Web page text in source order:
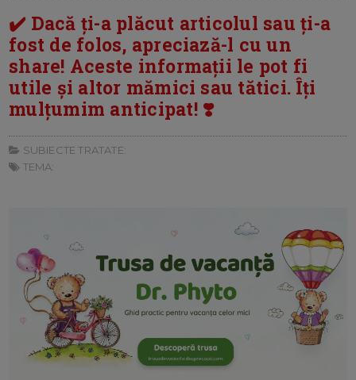
✔️ Dacă ți-a plăcut articolul sau ți-a
fost de folos, apreciază-l cu un
share! Aceste informații le pot fi
utile și altor mămici sau tătici. Îți
mulțumim anticipat! ❣️
SUBIECTE TRATATE:
TEMA: